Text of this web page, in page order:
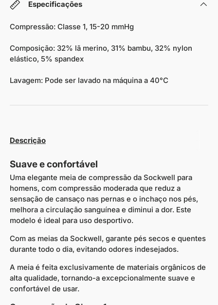
Especificações
Compressão: Classe 1, 15-20 mmHg
Composição: 32% lã merino, 31% bambu, 32% nylon
elástico, 5% spandex
Lavagem: Pode ser lavado na máquina a 40°C
Descrição
Suave e confortável
Uma elegante meia de compressão da Sockwell para
homens, com compressão moderada que reduz a
sensação de cansaço nas pernas e o inchaço nos pés,
melhora a circulação sanguínea e diminui a dor. Este
modelo é ideal para uso desportivo.
Com as meias da Sockwell, garante pés secos e quentes
durante todo o dia, evitando odores indesejados.
A meia é feita exclusivamente de materiais orgânicos de
alta qualidade, tornando-a excepcionalmente suave e
confortável de usar.